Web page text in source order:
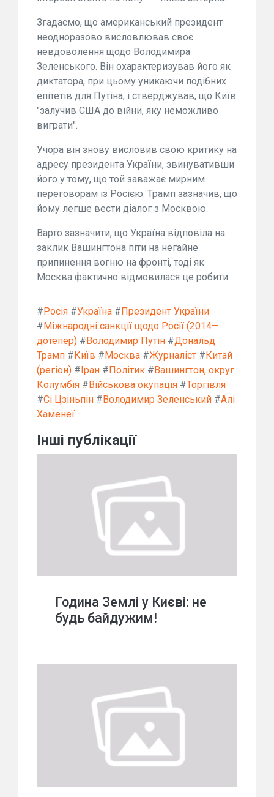
Згадаємо, що американський президент
неодноразово висловлював своє
невдоволення щодо Володимира
Зеленського. Він охарактеризував його як
диктатора, при цьому уникаючи подібних
епітетів для Путіна, і стверджував, що Київ
"залучив США до війни, яку неможливо
виграти".
Учора він знову висловив свою критику на
адресу президента України, звинувативши
його у тому, що той заважає мирним
переговорам із Росією. Трамп зазначив, що
йому легше вести діалог з Москвою.
Варто зазначити, що Україна відповіла на
заклик Вашингтона піти на негайне
припинення вогню на фронті, тоді як
Москва фактично відмовилася це робити.
#Росія #Україна #Президент України
#Міжнародні санкції щодо Росії (2014—
дотепер) #Володимир Путін #Дональд
Трамп #Київ #Москва #Журналіст #Китай
(регіон) #Іран #Політик #Вашингтон, округ
Колумбія #Військова окупація #Торгівля
#Сі Цзіньпін #Володимир Зеленський #Алі
Хаменеї
Інші публікації
Година Землі у Києві: не
будь байдужим!